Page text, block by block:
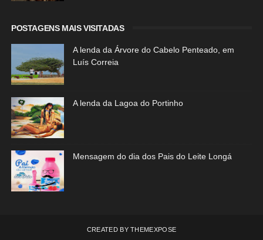
POSTAGENS MAIS VISITADAS
A lenda da Árvore do Cabelo Penteado, em
Luís Correia
A lenda da Lagoa do Portinho
Mensagem do dia dos Pais do Leite Longá
CREATED BYTHEMEXPOSE